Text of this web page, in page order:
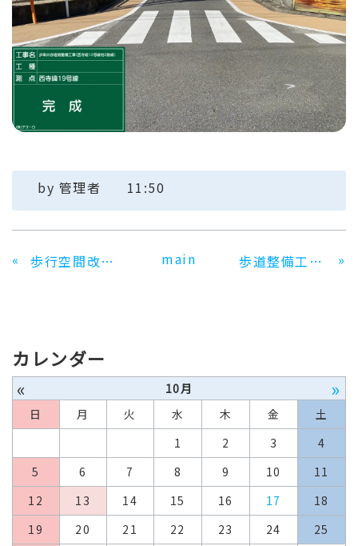
by 管理者 11:50
« 歩行空間改善（一般国道367号）工事 main 歩道整備工事(衣笠宇多野線) »
カレンダー
«
10月 »
日 月 火 水 木 金
土
1
2 3
4
5
6 7 8 9 10
11
12
13 14 15 16 17
18
19
20 21 22 23 24
25